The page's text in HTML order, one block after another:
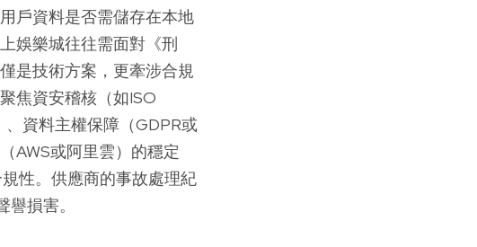
戶資料是否需儲存在本地
娛樂城往往需面對《刑
是技術方案，更牽涉合規
焦資安稽核（如ISO
資料主權保障（GDPR或
AWS或阿里雲）的穩定
性。供應商的事故處理紀
損害。